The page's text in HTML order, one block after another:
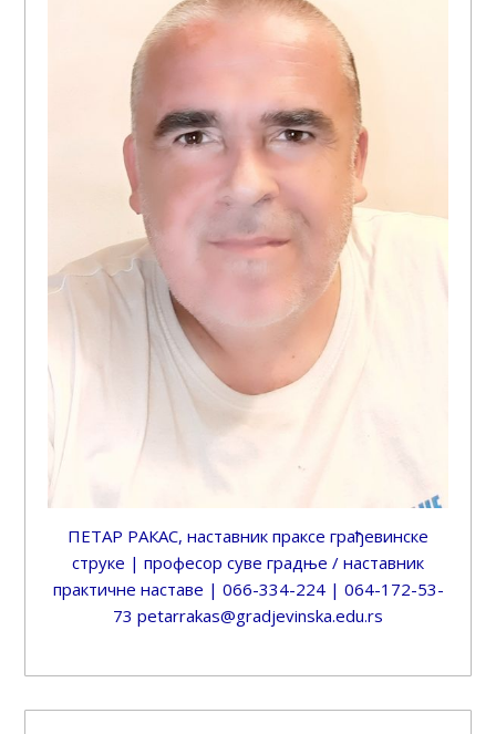
ПЕТАР РАКАС, наставник праксе грађевинске
струке | професор суве градње / наставник
практичне наставе | 066-334-224 | 064-172-53-
73 petarrakas@gradjevinska.edu.rs